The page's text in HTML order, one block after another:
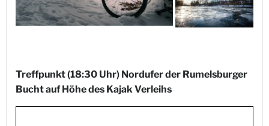
Treffpunkt (18:30 Uhr) Nordufer der Rumelsburger
Bucht auf Höhe des Kajak Verleihs